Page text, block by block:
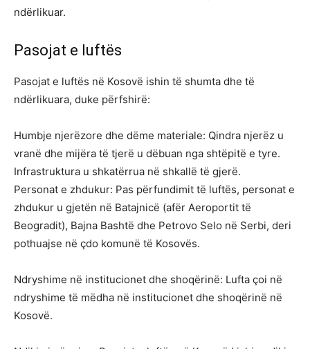
ndërlikuar.
Pasojat e luftës
Pasojat e luftës në Kosovë ishin të shumta dhe të
ndërlikuara, duke përfshirë:
Humbje njerëzore dhe dëme materiale: Qindra njerëz u
vranë dhe mijëra të tjerë u dëbuan nga shtëpitë e tyre.
Infrastruktura u shkatërrua në shkallë të gjerë.
Personat e zhdukur: Pas përfundimit të luftës, personat e
zhdukur u gjetën në Batajnicë (afër Aeroportit të
Beogradit), Bajna Bashtë dhe Petrovo Selo në Serbi, deri
pothuajse në çdo komunë të Kosovës.
Ndryshime në institucionet dhe shoqërinë: Lufta çoi në
ndryshime të mëdha në institucionet dhe shoqërinë në
Kosovë.